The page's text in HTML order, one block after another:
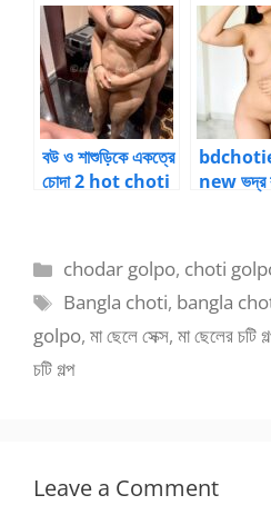
চোদাচুদি
বউ ও শাশুড়িকে একত্রে
চোদা 2 hot choti
new ভদ্র
Categories
chodar golpo, choti
Tags
Bangla choti, bangla
golpo, মা ছেলে সেক্স, মা ছেলের চটি
চটি গল্প
Leave a Comment